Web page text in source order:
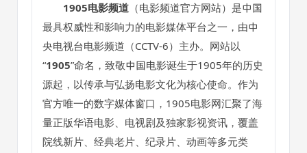
1905电影频道 （电影频道官方网站）是中国
最具权威性和影响力的电影媒体平台之一，由中
央电视台电影频道（CCTV-6）主办。网站以
“1905”命名，致敬中国电影诞生于1905年的历史
源起，以传承与弘扬电影文化为核心使命。作为
官方唯一的数字媒体窗口，1905电影网汇聚了海
量正版华语电影、电视剧及独家影视资讯，覆盖
院线新片、经典老片、纪录片、动画等多元类